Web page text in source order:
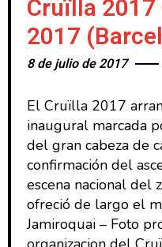
Cruïlla
2017
8 de julio de 2017
El Cruïlla 2017
inaugural marcada
del gran cabeza de
confirmación del
escena nacional del
ofreció de largo el
Jamiroquai – Foto